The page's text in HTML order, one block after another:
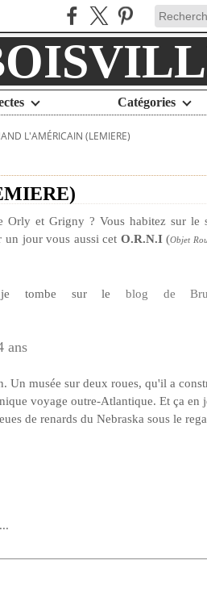
Catégories
L'AMÉRICAIN (LEMIERE)
Orly et Grigny ? Vous habitez sur le
un jour vous aussi cet O.R.N.I(Objet
je tombe sur le blog de
ans
Un musée sur deux roues, qu'il a
voyage outre-Atlantique. Et ça en
de renards du Nebraska sous le